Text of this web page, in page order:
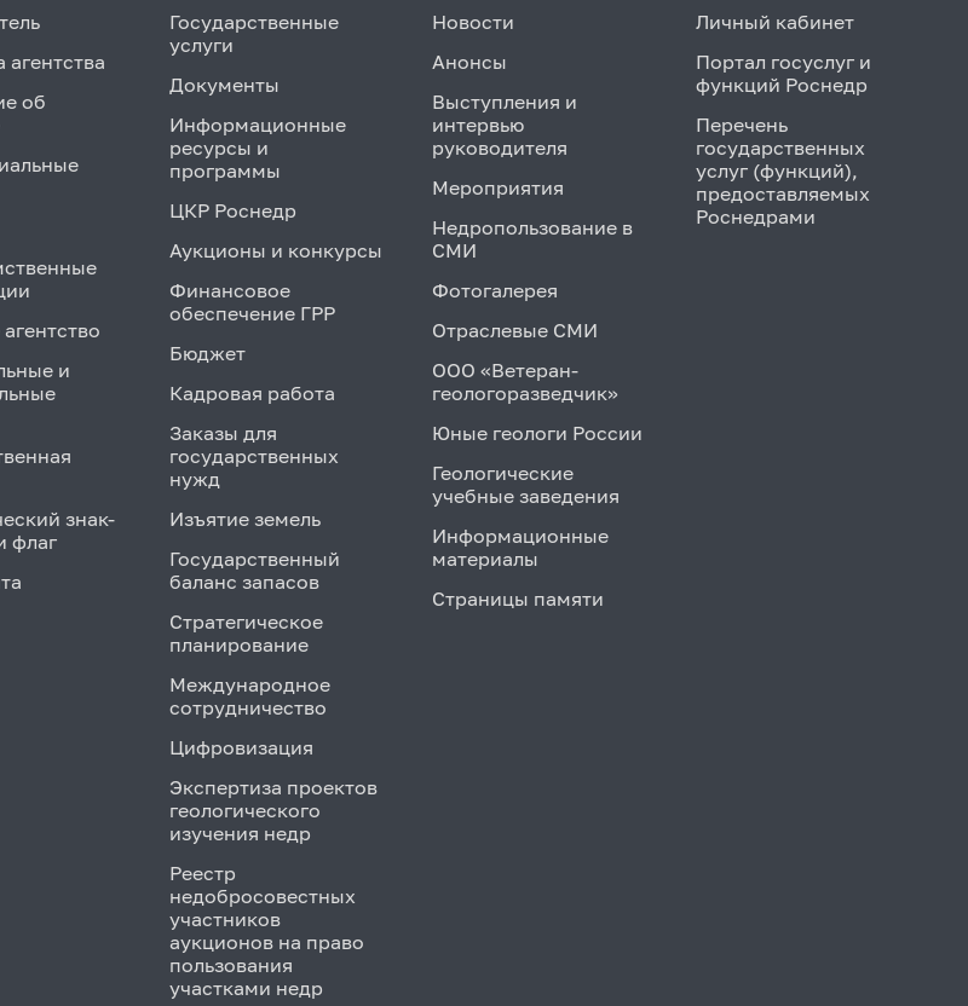
агентства
об
и
знак-
флаг
Государственные
услуги
Документы
Информационные
ресурсы и
программы
ЦКР Роснедр
Аукционы и конкурсы
Финансовое
обеспечение ГРР
Бюджет
Кадровая работа
Заказы для
государственных
нужд
Изъятие земель
Государственный
баланс запасов
Стратегическое
планирование
Международное
сотрудничество
Цифровизация
Экспертиза проектов
геологического
изучения недр
Реестр
недобросовестных
участников
аукционов на право
пользования
участками недр
Новости
Анонсы
Выступления и
интервью
руководителя
Мероприятия
Недропользование в
СМИ
Фотогалерея
Отраслевые СМИ
ООО «Ветеран-
геологоразведчик»
Юные геологи России
Геологические
учебные заведения
Информационные
материалы
Страницы памяти
Личный кабинет
Портал госуслуг и
функций Роснедр
Перечень
государственных
услуг (функций),
предоставляемых
Роснедрами